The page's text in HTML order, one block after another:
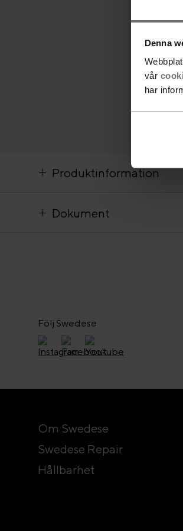
Denna
vår
har
Produktinformation
Dokument
Följ Swedese
Om Swedese
Swedese Repair
Hållbarhet